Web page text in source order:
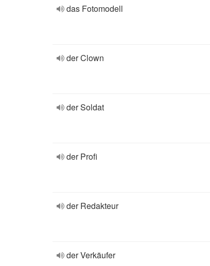
das Fotomodell
der Clown
der Soldat
der Profi
der Redakteur
der Verkäufer